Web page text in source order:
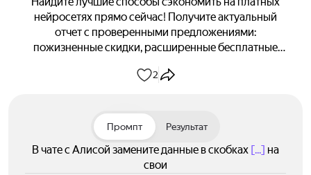
нейросетях прямо сейчас! Получите актуальный
отчет с проверенными предложениями:
пожизненные скидки, расширенные бесплатные
сохраните деньги и увеличьте возможности уже
2
Промпт Результат
В чате с Алисой замените данные в скобках [...] на
свои